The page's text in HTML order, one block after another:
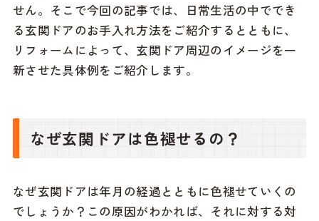
せん。そこで今回の記事では、日常生活の中ででき
る玄関ドアのお手入れ方法をご紹介するとともに、
リフォームによって、玄関ドア周辺のイメージを一
新させた具体例をご紹介します。
なぜ玄関ドアは色褪せるの？
なぜ玄関ドアは年月の経過とともに色褪せていくの
でしょうか？この原因がわかれば、それに対する対